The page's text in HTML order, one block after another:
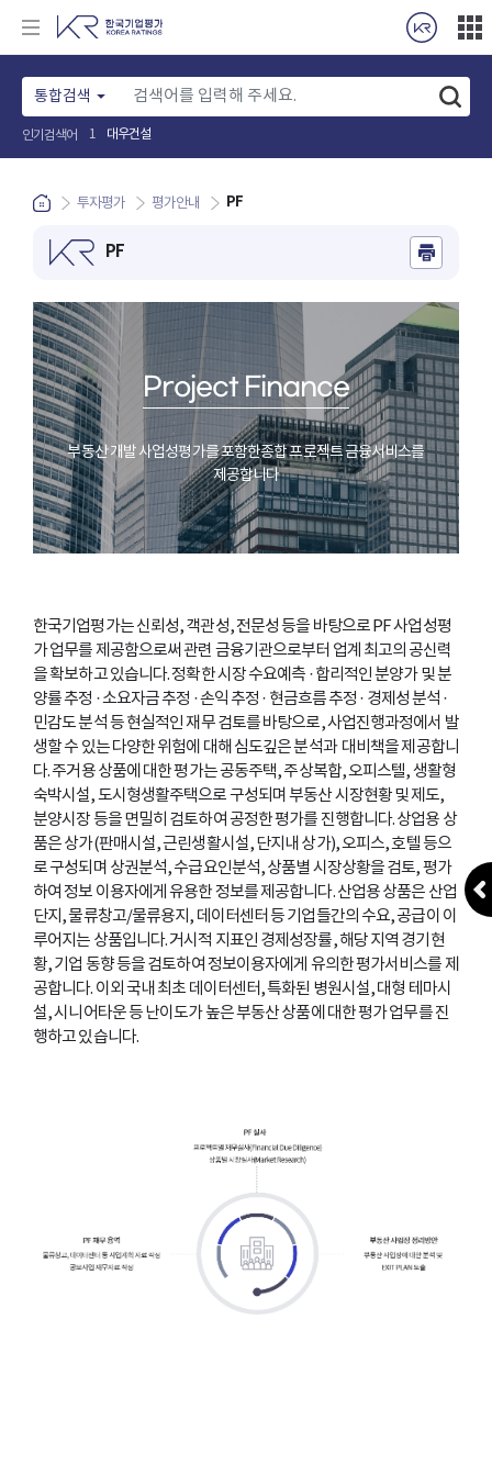
통합검색
인기검색어
2
롯데건설
투자평가 평가안내 PF
PF
Project Finance
부동산 개발 사업성평가를 포함한종합 프로젝트 금융서비스를
제공합니다
한국기업평가는 신뢰성, 객관성, 전문성 등을 바탕으로 PF 사업성평
가 업무를 제공함으로써 관련 금융기관으로부터 업계 최고의 공신력
을 확보하고 있습니다.정확한 시장 수요예측 ·합리적인 분양가 및 분
양률 추정 · 소요자금 추정 · 손익 추정 · 현금흐름 추정 · 경제성 분석 ·
민감도 분석 등 현실적인 재무 검토를 바탕으로,사업진행과정에서 발
생할 수 있는 다양한 위험에 대해 심도깊은 분석과 대비책을 제공합니
다.주거용 상품에 대한 평가는 공동주택, 주상복합, 오피스텔, 생활형
숙박시설, 도시형생활주택으로 구성되며부동산 시장현황 및 제도,
분양시장 등을 면밀히 검토하여 공정한 평가를 진행합니다.상업용 상
품은 상가(판매시설, 근린생활시설, 단지내 상가), 오피스, 호텔 등으
로 구성되며 상권분석, 수급요인분석, 상품별 시장상황을 검토, 평가
하여 정보 이용자에게 유용한 정보를 제공합니다.산업용 상품은 산업
단지, 물류창고/물류용지, 데이터센터 등 기업들간의 수요, 공급이 이
루어지는 상품입니다.거시적 지표인 경제성장률, 해당 지역 경기현
황, 기업 동향 등을 검토하여 정보이용자에게 유의한 평가서비스를 제
공합니다. 이외 국내 최초 데이터센터, 특화된 병원시설, 대형 테마시
설, 시니어타운 등 난이도가 높은 부동산 상품에 대한 평가 업무를 진
행하고 있습니다.